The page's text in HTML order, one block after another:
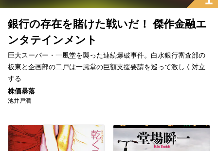
銀行の存在を賭けた戦いだ！ 傑作金融エ
ンタテインメント
巨大スーパー・一風堂を襲った連続爆破事件。白水銀行審査部の
板東と企画部の二戸は一風堂の巨額支援要請を巡って激しく対立
する
株価暴落
池井戸潤